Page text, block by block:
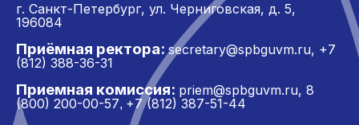
г. Санкт-Петербург, ул. Черниговская, д. 5,
196084
Приёмная ректора: secretary@spbguvm.ru, +7
(812) 388-36-31
Приемная комиссия: priem@spbguvm.ru, 8
(800) 200-00-57, +7 (812) 387-51-44